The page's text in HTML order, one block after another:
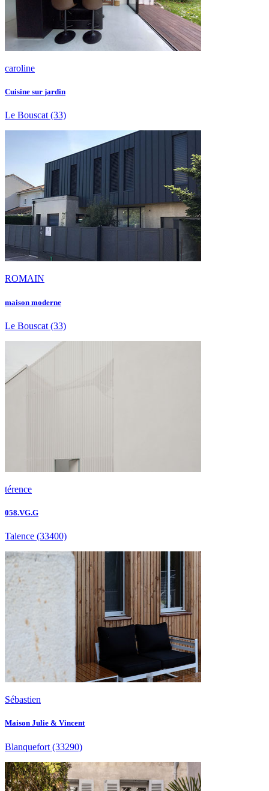
caroline
Cuisine sur jardin
Le Bouscat(33)
ROMAIN
maison moderne
Le Bouscat (33)
térence
058.VG.G
Talence (33400)
Sébastien
Maison Julie & Vincent
Blanquefort (33290)